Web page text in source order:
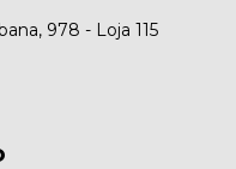
978 - Loja 115